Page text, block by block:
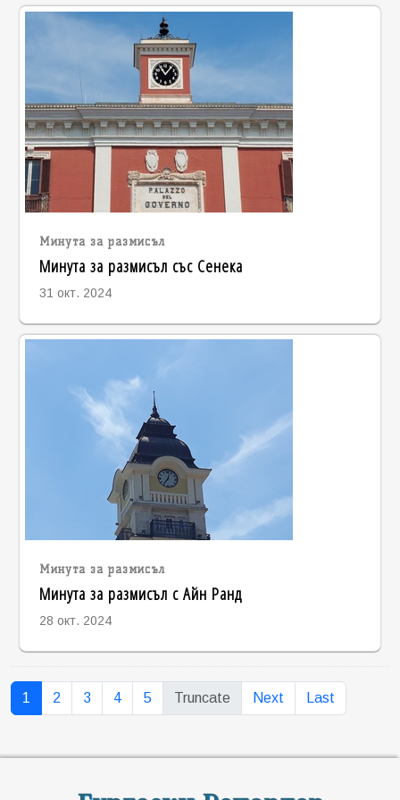
Минута за размисъл
Минута за размисъл със Сенека
31 окт. 2024
Минута за размисъл
Минута за размисъл с Айн Ранд
28 окт. 2024
1 2 3 4 5 Truncate Next Last